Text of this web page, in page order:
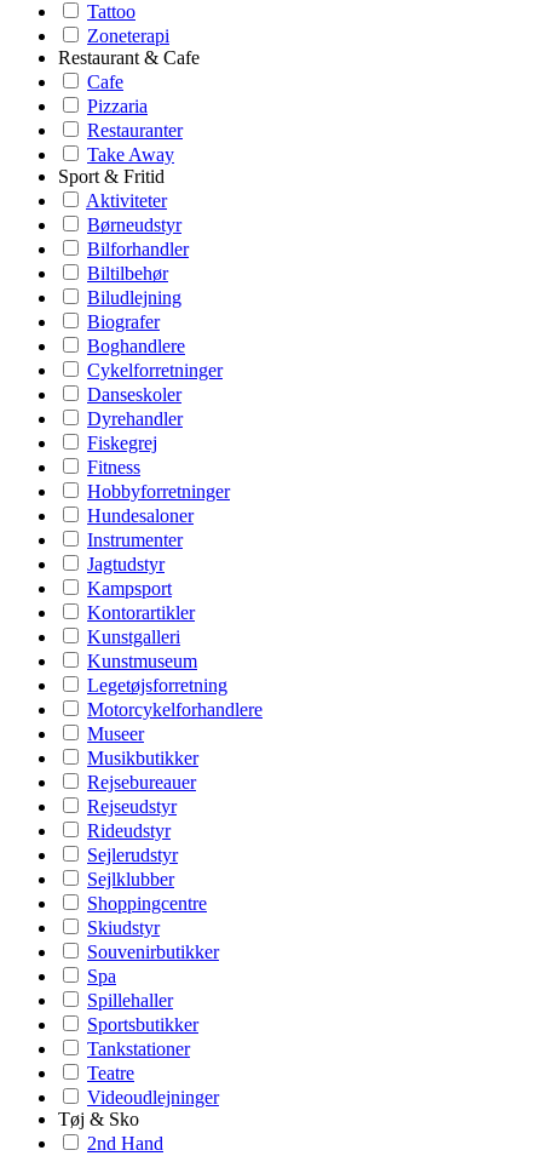
Tattoo
Zoneterapi
Restaurant & Cafe
Cafe
Pizzaria
Restauranter
Take Away
Sport & Fritid
Aktiviteter
Børneudstyr
Bilforhandler
Biltilbehør
Biludlejning
Biografer
Boghandlere
Cykelforretninger
Danseskoler
Dyrehandler
Fiskegrej
Fitness
Hobbyforretninger
Hundesaloner
Instrumenter
Jagtudstyr
Kampsport
Kontorartikler
Kunstgalleri
Kunstmuseum
Legetøjsforretning
Motorcykelforhandlere
Museer
Musikbutikker
Rejsebureauer
Rejseudstyr
Rideudstyr
Sejlerudstyr
Sejlklubber
Shoppingcentre
Skiudstyr
Souvenirbutikker
Spa
Spillehaller
Sportsbutikker
Tankstationer
Teatre
Videoudlejninger
Tøj & Sko
2nd Hand